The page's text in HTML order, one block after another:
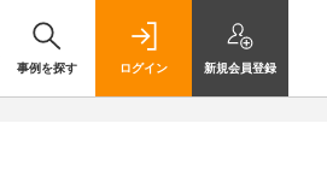
事例を探す ログイン 新規会員登録